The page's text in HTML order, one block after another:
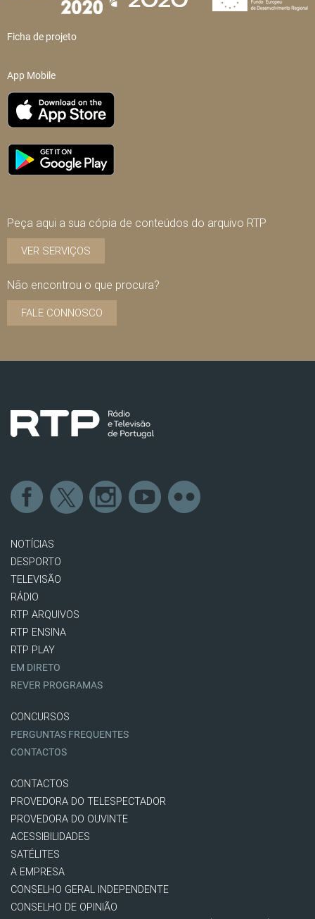
Ficha de projeto
App Mobile
Peça aqui a sua cópia de conteúdos do arquivo RTP
VER SERVIÇOS
Não encontrou o que procura?
FALE CONNOSCO
NOTÍCIAS
DESPORTO
TELEVISÃO
RÁDIO
RTP ARQUIVOS
RTP ENSINA
RTP PLAY
EM DIRETO
REVER PROGRAMAS
CONCURSOS
PERGUNTAS FREQUENTES
CONTACTOS
CONTACTOS
PROVEDORA DO TELESPECTADOR
PROVEDORA DO OUVINTE
ACESSIBILIDADES
SATÉLITES
A EMPRESA
CONSELHO GERAL INDEPENDENTE
CONSELHO DE OPINIÃO